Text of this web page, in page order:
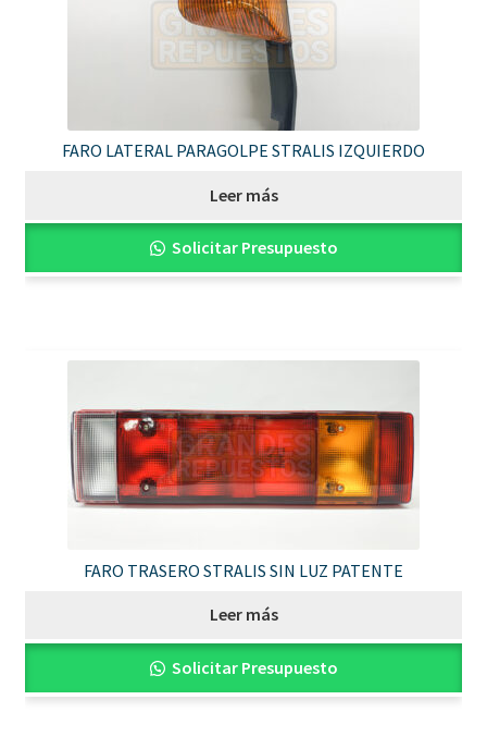
FARO LATERAL PARAGOLPE STRALIS IZQUIERDO
Leer más
Solicitar Presupuesto
FARO TRASERO STRALIS SIN LUZ PATENTE
Leer más
Solicitar Presupuesto